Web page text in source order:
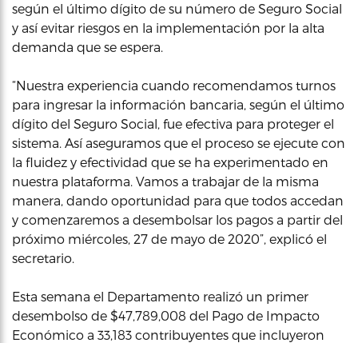
según el último dígito de su número de Seguro Social
y así evitar riesgos en la implementación por la alta
demanda que se espera.
“Nuestra experiencia cuando recomendamos turnos
para ingresar la información bancaria, según el último
dígito del Seguro Social, fue efectiva para proteger el
sistema. Así aseguramos que el proceso se ejecute con
la fluidez y efectividad que se ha experimentado en
nuestra plataforma. Vamos a trabajar de la misma
manera, dando oportunidad para que todos accedan
y comenzaremos a desembolsar los pagos a partir del
próximo miércoles, 27 de mayo de 2020”, explicó el
secretario.
Esta semana el Departamento realizó un primer
desembolso de $47,789,008 del Pago de Impacto
Económico a 33,183 contribuyentes que incluyeron